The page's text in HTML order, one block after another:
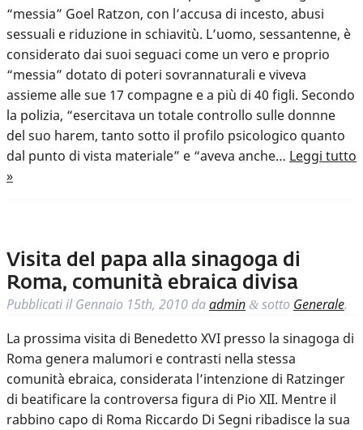
“messia” Goel Ratzon, con l’accusa di incesto, abusi
sessuali e riduzione in schiavitù. L’uomo, sessantenne, è
considerato dai suoi seguaci come un vero e proprio
“messia” dotato di poteri sovrannaturali e viveva
assieme alle sue 17 compagne e a più di 40 figli. Secondo
la polizia, “esercitava un totale controllo sulle donnne
del suo harem, tanto sotto il profilo psicologico quanto
dal punto di vista materiale” e “aveva anche… Leggi tutto
»
Visita del papa alla sinagoga di
Roma, comunità ebraica divisa
Pubblicati ilGennaio 15th, 2010 daadmin & sotto Generale.
La prossima visita di Benedetto XVI presso la sinagoga di
Roma genera malumori e contrasti nella stessa
comunità ebraica, considerata l’intenzione di Ratzinger
di beatificare la controversa figura di Pio XII. Mentre il
rabbino capo di Roma Riccardo Di Segni ribadisce la sua